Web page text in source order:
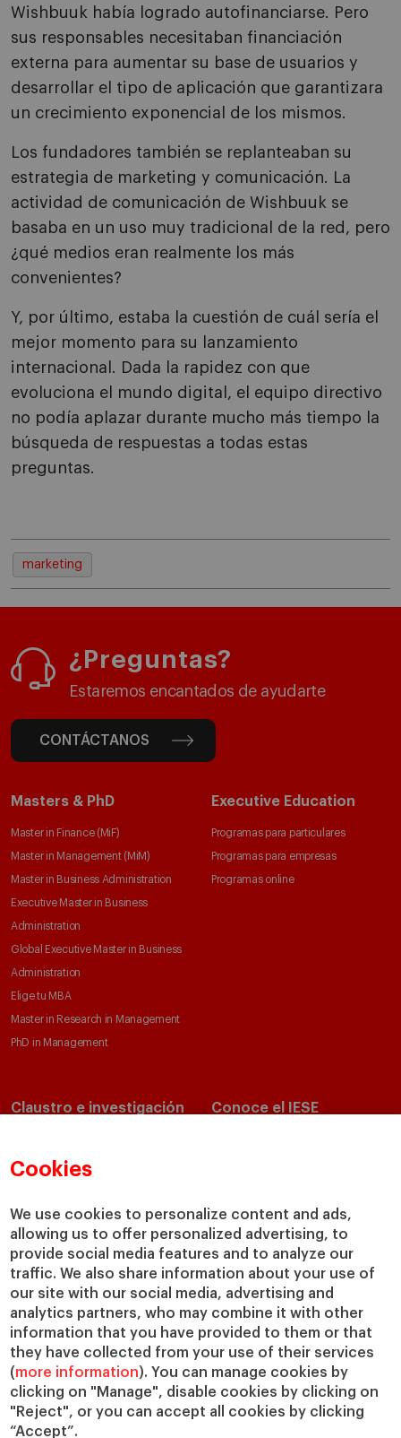
Cookies
We use cookies to personalize content and ads,
allowing us to offer personalized advertising, to
provide social media features and to analyze our
traffic. We also share information about your use of
our site with our social media, advertising and
analytics partners, who may combine it with other
information that you have provided to them or that
they have collected from your use of their services
(more information). You can manage cookies by
clicking on "Manage", disable cookies by clicking on
"Reject", or you can accept all cookies by clicking
“Accept”.
Wishbuuk había logrado autofinanciarse. Pero
sus responsables necesitaban financiación
externa para aumentar su base de usuarios y
desarrollar el tipo de aplicación que garantizara
un crecimiento exponencial de los mismos.
Los fundadores también se replanteaban su
estrategia de marketing y comunicación. La
actividad de comunicación de Wishbuuk se
basaba en un uso muy tradicional de la red, pero
¿qué medios eran realmente los más
convenientes?
Y, por último, estaba la cuestión de cuál sería el
mejor momento para su lanzamiento
internacional. Dada la rapidez con que
evoluciona el mundo digital, el equipo directivo
no podía aplazar durante mucho más tiempo la
búsqueda de respuestas a todas estas
preguntas.
marketing
¿Preguntas?
Estaremos encantados de ayudarte
CONTÁCTANOS
Masters & PhD
Master in Finance (MiF)
Master in Management (MiM)
Master in Business Administration
Executive Master in Business
Administration
Global Executive Master in Business
Administration
Elige tu MBA
Master in Research in Management
PhD in Management
Executive Education
Programas para particulares
Programas para empresas
Programas online
Claustro e investigación
Departamentos académicos
Cátedras
IESE Insight
IESE Publishing
Conoce el IESE
Nuestro impacto
Colabora con el IESE
Servicios
Biblioteca
Canal de Compliance
Capellanía
IESE Shop
Jobs @IESE
Préstamos y becas